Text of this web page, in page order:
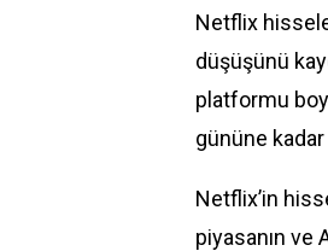
Netflix
düşüşünü
platformu
gününe
Netflix’in
piyasanın ve